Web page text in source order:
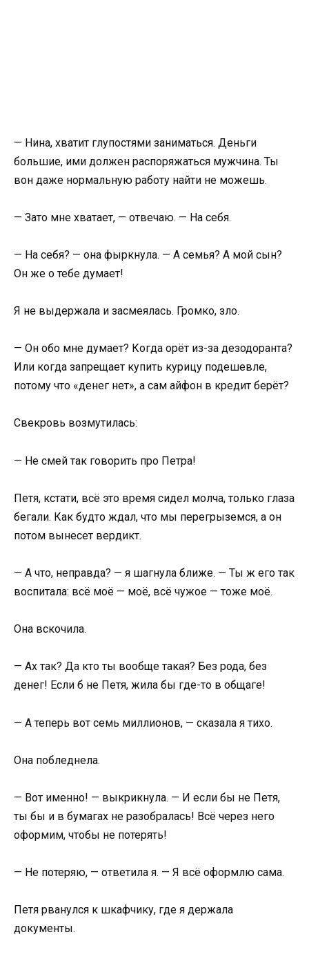
— Нина, хватит глупостями заниматься. Деньги
большие, ими должен распоряжаться мужчина. Ты
вон даже нормальную работу найти не можешь.
— Зато мне хватает, — отвечаю. — На себя.
— На себя? — она фыркнула. — А семья? А мой сын?
Он же о тебе думает!
Я не выдержала и засмеялась. Громко, зло.
— Он обо мне думает? Когда орёт из-за дезодоранта?
Или когда запрещает купить курицу подешевле,
потому что «денег нет», а сам айфон в кредит берёт?
Свекровь возмутилась:
— Не смей так говорить про Петра!
Петя, кстати, всё это время сидел молча, только глаза
бегали. Как будто ждал, что мы перегрыземся, а он
потом вынесет вердикт.
— А что, неправда? — я шагнула ближе. — Ты ж его так
воспитала: всё моё — моё, всё чужое — тоже моё.
Она вскочила.
— Ах так? Да кто ты вообще такая? Без рода, без
денег! Если б не Петя, жила бы где-то в общаге!
— А теперь вот семь миллионов, — сказала я тихо.
Она побледнела.
— Вот именно! — выкрикнула. — И если бы не Петя,
ты бы и в бумагах не разобралась! Всё через него
оформим, чтобы не потерять!
— Не потеряю, — ответила я. — Я всё оформлю сама.
Петя рванулся к шкафчику, где я держала
документы.